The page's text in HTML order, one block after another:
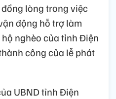
lòng trong việc
động hỗ trợ làm
nghèo của tỉnh Điện
công của lễ phát
UBND tỉnh Điện